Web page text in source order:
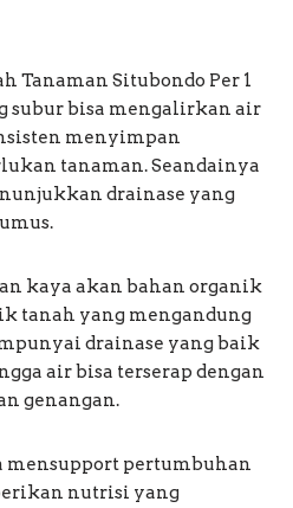
Tanaman Situbondo Per 1
subur bisa mengalirkan air
menyimpan
tanaman. Seandainya
drainase yang
kaya akan bahan organik
tanah yang mengandung
drainase yang baik
air bisa terserap dengan
genangan.
mensupport pertumbuhan
nutrisi yang